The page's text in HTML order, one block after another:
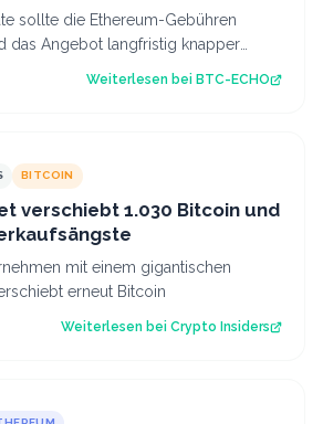
sollte die Ethereum-Gebühren
das Angebot langfristig knapper
Wirkung blieb aber aus…
Weiterlesen bei BTC-ECHO
BITCOIN
verschiebt 1.030 Bitcoin und
mit einem gigantischen
erneut Bitcoin
Weiterlesen bei Crypto Insiders